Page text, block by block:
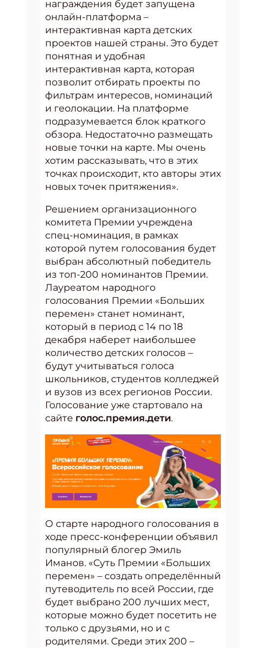
награждения будет запущена
онлайн-платформа –
интерактивная карта детских
проектов нашей страны. Это будет
понятная и удобная
интерактивная карта, которая
позволит отбирать проекты по
фильтрам интересов, номинаций
и геолокации. На платформе
подразумевается блок краткого
обзора. Недостаточно размещать
новые точки на карте. Мы очень
хотим рассказывать, что в этих
точках происходит, кто авторы этих
новых точек притяжения».
Решением организационного
комитета Премии учреждена
спец-номинация, в рамках
которой путем голосования будет
выбран абсолютный победитель
из топ-200 номинантов Премии.
Лауреатом народного
голосования Премии «Больших
перемен» станет номинант,
который в период с 14 по 18
декабря наберет наибольшее
количество детских голосов –
будут учитываться голоса
школьников, студентов колледжей
и вузов из всех регионов России.
Голосование уже стартовало на
сайте голос.премия.дети.
О старте народного голосования в
ходе пресс-конференции объявил
популярный блогер Эмиль
Иманов. «Суть Премии «Больших
перемен» – создать определённый
путеводитель по всей России, где
будет выбрано 200 лучших мест,
которые можно будет посетить не
только с друзьями, но и с
родителями. Среди этих 200 –